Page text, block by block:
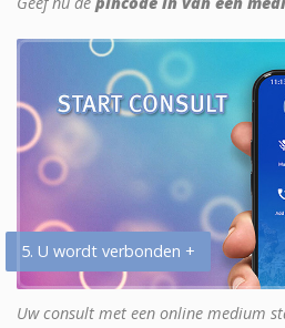
5. U wordt verbonden +
Uw consult met een online medium